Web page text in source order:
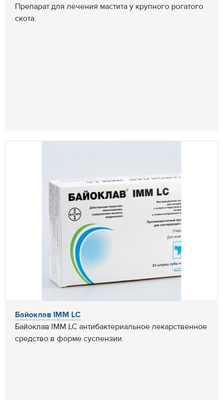
Препарат для лечения мастита у крупного рогатого
скота.
Байоклав IMM LC
Байоклав IMM LC антибактериальное лекарственное
средство в форме суспензии.